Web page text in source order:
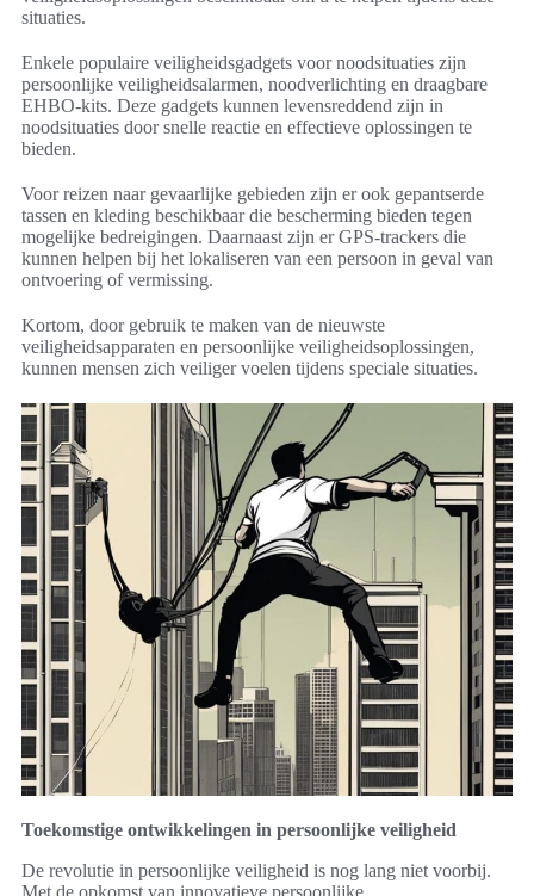
situaties.
Enkele populaire veiligheidsgadgets voor noodsituaties zijn
persoonlijke veiligheidsalarmen, noodverlichting en draagbare
EHBO-kits. Deze gadgets kunnen levensreddend zijn in
noodsituaties door snelle reactie en effectieve oplossingen te
bieden.
Voor reizen naar gevaarlijke gebieden zijn er ook gepantserde
tassen en kleding beschikbaar die bescherming bieden tegen
mogelijke bedreigingen. Daarnaast zijn er GPS-trackers die
kunnen helpen bij het lokaliseren van een persoon in geval van
ontvoering of vermissing.
Kortom, door gebruik te maken van de nieuwste
veiligheidsapparaten en persoonlijke veiligheidsoplossingen,
kunnen mensen zich veiliger voelen tijdens speciale situaties.
Toekomstige ontwikkelingen in persoonlijke veiligheid
De revolutie in persoonlijke veiligheid is nog lang niet voorbij.